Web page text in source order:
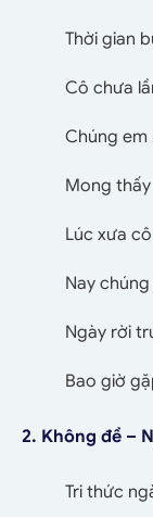
Thời gian
Cô chưa
Chúng em
Mong
Lúc xưa
Nay
Ngày rời
Bao giờ
2. Không đề –
Tri thức